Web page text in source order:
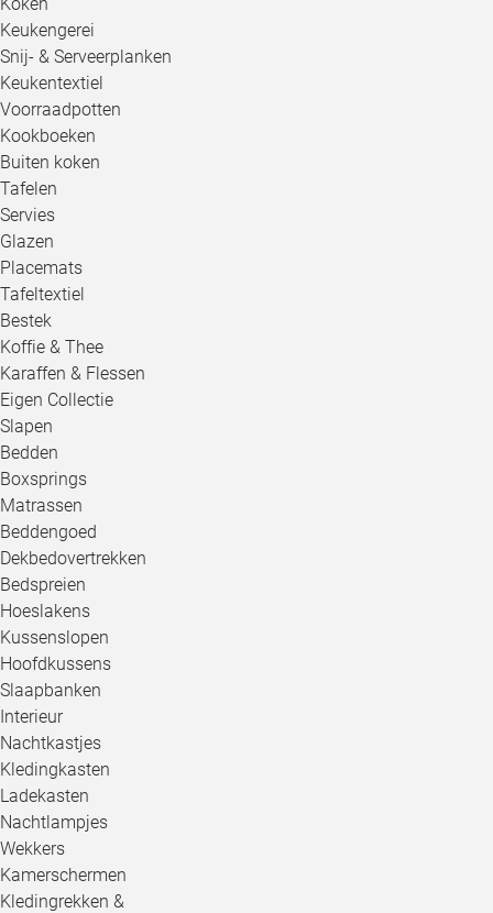
Keukengerei
Snij- & Serveerplanken
Keukentextiel
Voorraadpotten
Kookboeken
Buiten koken
Tafelen
Servies
Glazen
Placemats
Tafeltextiel
Bestek
Koffie & Thee
Karaffen & Flessen
Eigen Collectie
Slapen
Bedden
Boxsprings
Matrassen
Beddengoed
Dekbedovertrekken
Bedspreien
Hoeslakens
Kussenslopen
Hoofdkussens
Slaapbanken
Interieur
Nachtkastjes
Kledingkasten
Ladekasten
Nachtlampjes
Wekkers
Kamerschermen
Kledingrekken &